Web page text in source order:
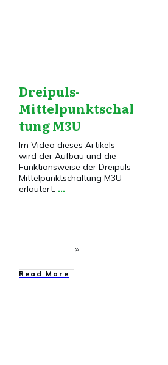
Dreipuls-
Mittelpunktschal
tung M3U
Im Video dieses Artikels
wird der Aufbau und die
Funktionsweise der Dreipuls-
Mittelpunktschaltung M3U
erläutert. ...
​Read More